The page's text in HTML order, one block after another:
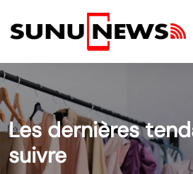
Les dernières
suivre